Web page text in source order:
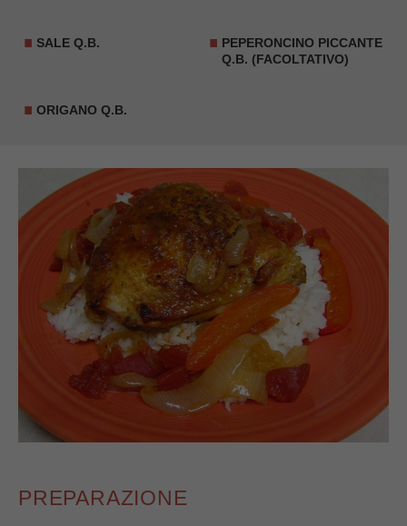
SALE Q.B.
PEPERONCINO PICCANTE
Q.B. (FACOLTATIVO)
ORIGANO Q.B.
PREPARAZIONE